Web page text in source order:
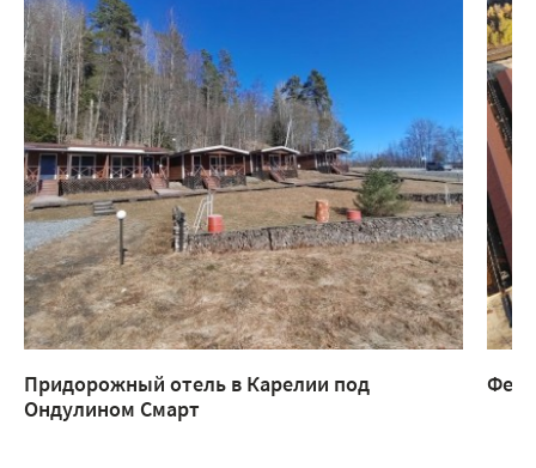
Придорожный отель в Карелии под
Ондулином Смарт